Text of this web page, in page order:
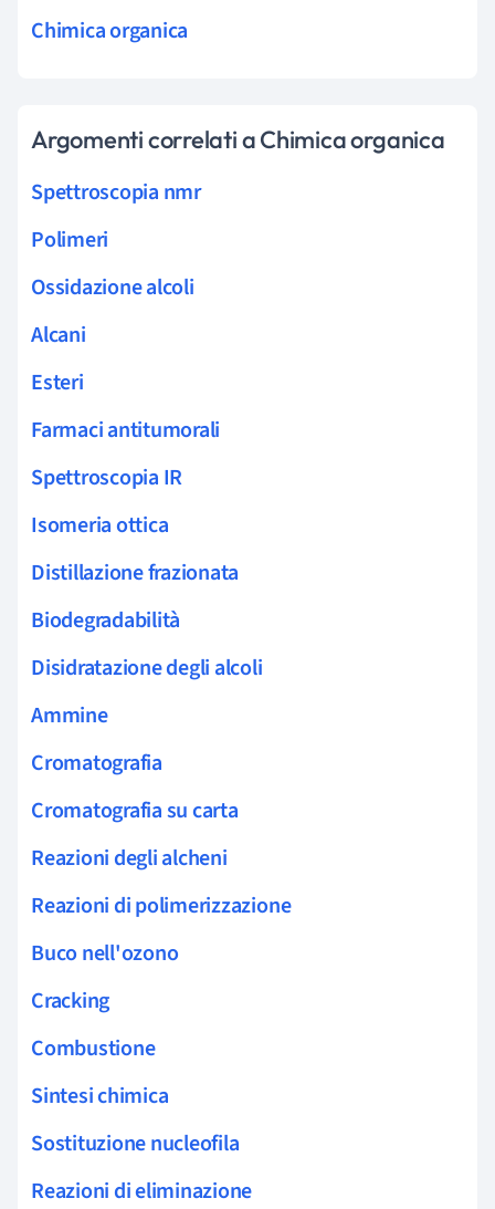
Chimica organica
Argomenti correlati a Chimica organica
Spettroscopia nmr
Polimeri
Ossidazione alcoli
Alcani
Esteri
Farmaci antitumorali
Spettroscopia IR
Isomeria ottica
Distillazione frazionata
Biodegradabilità
Disidratazione degli alcoli
Ammine
Cromatografia
Cromatografia su carta
Reazioni degli alcheni
Reazioni di polimerizzazione
Buco nell'ozono
Cracking
Combustione
Sintesi chimica
Sostituzione nucleofila
Reazioni di eliminazione